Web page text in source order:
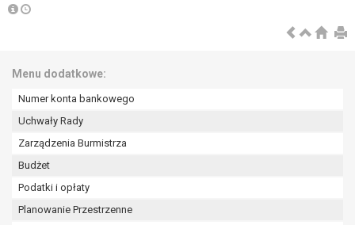
Menu dodatkowe:
Numer konta bankowego
Uchwały Rady
Zarządzenia Burmistrza
Budżet
Podatki i opłaty
Planowanie Przestrzenne